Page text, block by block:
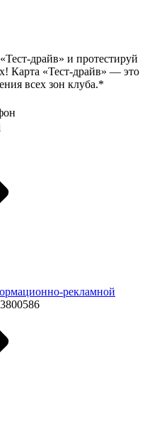
драйв» и протестируй
Карта «Тест-драйв» — это
всех зон клуба.*
рекламной